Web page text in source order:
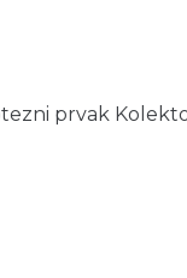
prvak